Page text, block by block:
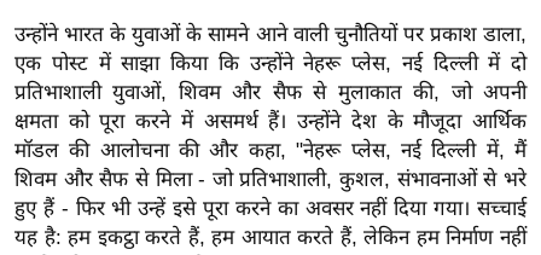
यं
ग
इं
डि
या
सा
हि
उन्होंने भारत के युवाओं के सामने आने वाली चुनौतियों पर प्रकाश डाला,
एक पोस्ट में साझा किया कि उन्होंने नेहरू प्लेस, नई दिल्ली में दो
प्रतिभाशाली युवाओं, शिवम और सैफ से मुलाकात की, जो अपनी
क्षमता को पूरा करने में असमर्थ हैं। उन्होंने देश के मौजूदा आर्थिक
मॉडल की आलोचना की और कहा, "नेहरू प्लेस, नई दिल्ली में, मैं
शिवम और सैफ से मिला - जो प्रतिभाशाली, कुशल, संभावनाओं से भरे
हुए हैं - फिर भी उन्हें इसे पूरा करने का अवसर नहीं दिया गया। सच्चाई
यह है: हम इकट्ठा करते हैं, हम आयात करते हैं, लेकिन हम निर्माण नहीं